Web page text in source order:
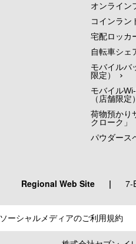
オンライン
コインラン
宅配ロッカ
自転車シェ
モバイルバ
限定）
モバイル
（店舗限定）
荷物預かり
クローク」
パウダース
Regional Web Site |
ソーシャルメディアのご利用規約